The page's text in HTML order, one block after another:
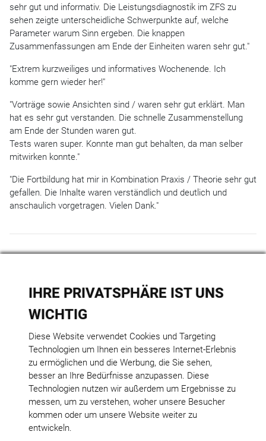
IHRE PRIVATSPHÄRE IST UNS
WICHTIG
Diese Website verwendet Cookies und Targeting
Technologien um Ihnen ein besseres Internet-Erlebnis
zu ermöglichen und die Werbung, die Sie sehen,
besser an Ihre Bedürfnisse anzupassen. Diese
Technologien nutzen wir außerdem um Ergebnisse zu
messen, um zu verstehen, woher unsere Besucher
kommen oder um unsere Website weiter zu
entwickeln.
sehr gut und informativ. Die Leistungsdiagnostik im ZFS zu
sehen zeigte unterscheidliche Schwerpunkte auf, welche
Parameter warum Sinn ergeben. Die knappen
Zusammenfassungen am Ende der Einheiten waren sehr gut."
"Extrem kurzweiliges und informatives Wochenende. Ich
komme gern wieder her!"
"Vorträge sowie Ansichten sind / waren sehr gut erklärt. Man
hat es sehr gut verstanden. Die schnelle Zusammenstellung
am Ende der Stunden waren gut.
Tests waren super. Konnte man gut behalten, da man selber
mitwirken konnte."
"Die Fortbildung hat mir in Kombination Praxis / Theorie sehr gut
gefallen. Die Inhalte waren verständlich und deutlich und
anschaulich vorgetragen. Vielen Dank."
FitnessAkademie
Meesenstiege 54 b
48165 Münster
Tel.: +49 2501 9583485
info[at]fitness-akademie.de
www.fitness-akademie.de
AGB
Widerrufsformular